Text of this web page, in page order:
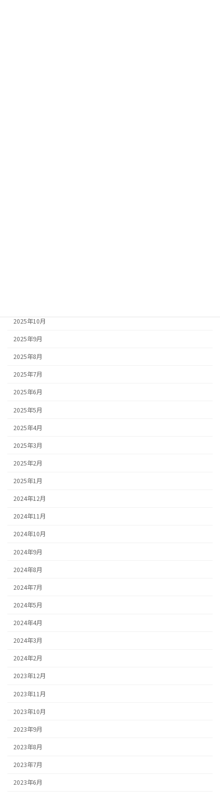
2025年10月
2025年9月
2025年8月
2025年7月
2025年6月
2025年5月
2025年4月
2025年3月
2025年2月
2025年1月
2024年12月
2024年11月
2024年10月
2024年9月
2024年8月
2024年7月
2024年5月
2024年4月
2024年3月
2024年2月
2023年12月
2023年11月
2023年10月
2023年9月
2023年8月
2023年7月
2023年6月